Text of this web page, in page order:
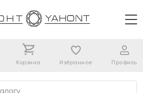
Корзина Избранное Профиль